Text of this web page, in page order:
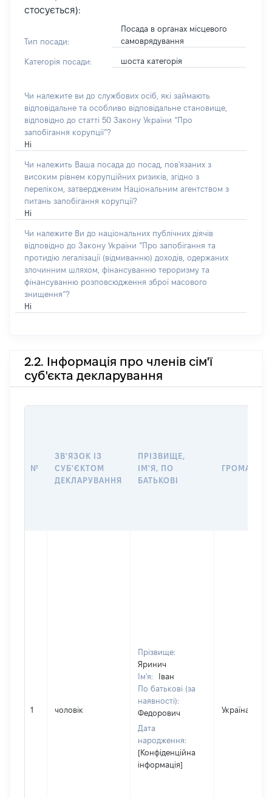
стосується):
Тип посади:
Посада в органах місцевого
самоврядування
Категорія посади: шоста категорія
Чи належите ви до службових осіб, які займають
відповідальне та особливо відповідальне становище,
відповідно до статті 50 Закону України “Про
запобігання корупції”?
Ні
Чи належить Ваша посада до посад, пов'язаних з
високим рівнем корупційних ризиків, згідно з
переліком, затвердженим Національним агентством з
питань запобігання корупції?
Ні
Чи належите Ви до національних публічних діячів
відповідно до Закону України “Про запобігання та
протидію легалізації (відмиванню) доходів, одержаних
злочинним шляхом, фінансуванню тероризму та
фінансуванню розповсюдження зброї масового
знищення”?
Ні
2.2. Інформація про членів сім'ї
суб'єкта декларування
№
ЗВ'ЯЗОК ІЗ
СУБ'ЄКТОМ
ДЕКЛАРУВАННЯ
ПРІЗВИЩЕ,
ІМ'Я, ПО
БАТЬКОВІ
1 чоловік
Прізвище:
Яринич
Ім'я:
Іван
По батькові (за
наявності):
Федорович
Дата
народження:
[Конфіденційна
інформація]
Україна